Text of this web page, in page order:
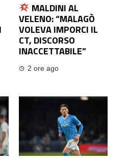
MALDINI AL
VELENO: “MALAGÒ
VOLEVA IMPORCI IL
CT, DISCORSO
INACCETTABILE”
2 ore ago